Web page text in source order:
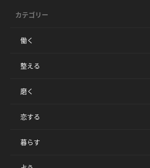
カテゴリー
働く
整える
磨く
恋する
暮らす